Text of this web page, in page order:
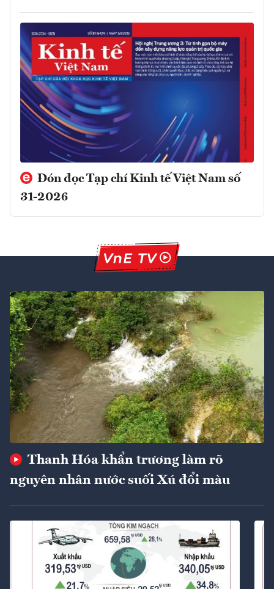
Đón đọc Tạp chí Kinh tế Việt Nam số
31-2026
Thanh Hóa khẩn trương làm rõ
nguyên nhân nước suối Xú đổi màu